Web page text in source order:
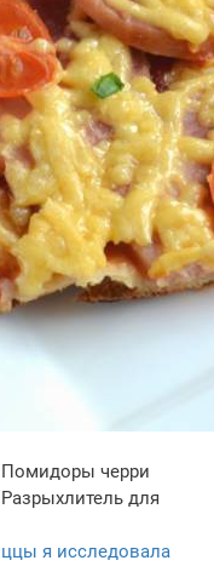
Помидоры черри
Разрыхлитель для
я исследовала